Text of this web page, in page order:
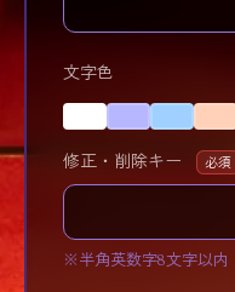
文字色
修正・削除キー 必須
※半角英数字8文字以内